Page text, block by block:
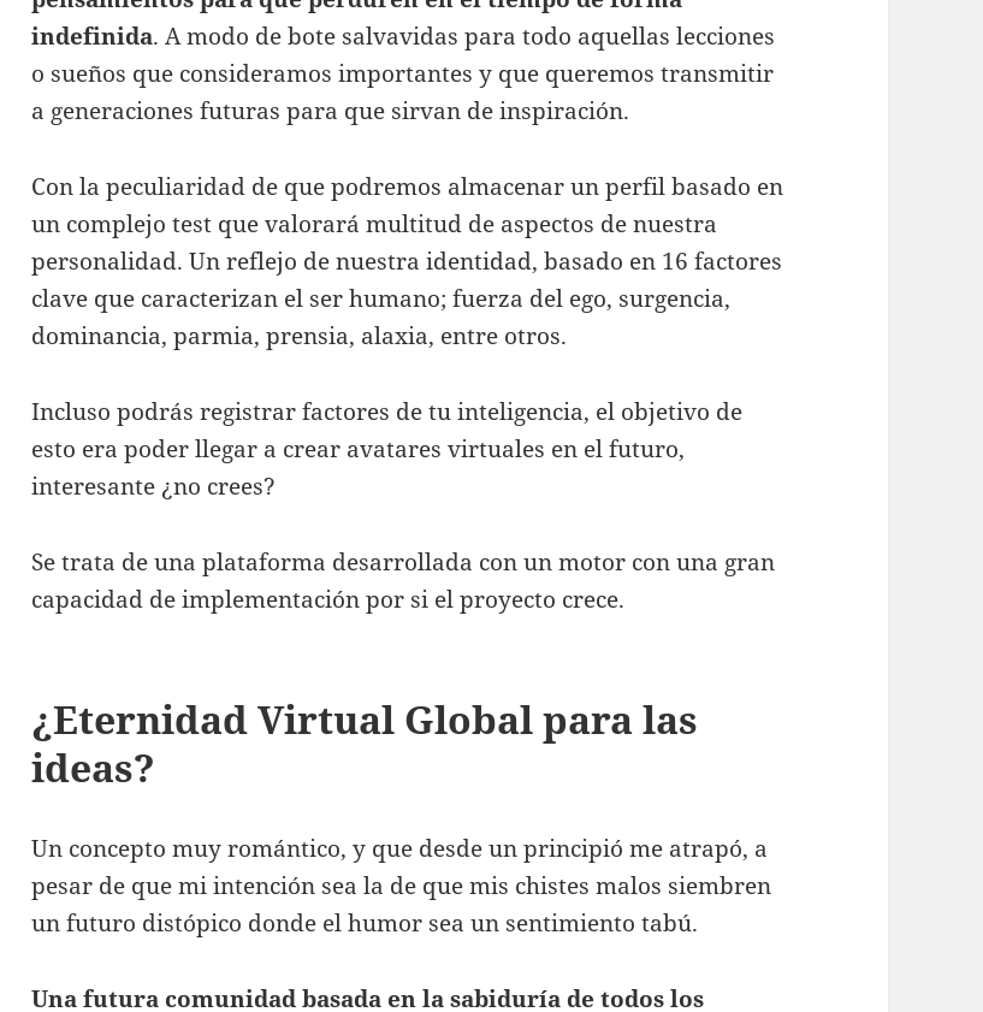
indefinida. A modo de bote salvavidas para todo aquellas lecciones
o sueños que consideramos importantes y que queremos transmitir
a generaciones futuras para que sirvan de inspiración.
Con la peculiaridad de que podremos almacenar un perfil basado en
un complejo test que valorará multitud de aspectos de nuestra
personalidad. Un reflejo de nuestra identidad, basado en 16 factores
clave que caracterizan el ser humano; fuerza del ego, surgencia,
dominancia, parmia, prensia, alaxia, entre otros.
Incluso podrás registrar factores de tu inteligencia, el objetivo de
esto era poder llegar a crear avatares virtuales en el futuro,
interesante ¿no crees?
Se trata de una plataforma desarrollada con un motor con una gran
capacidad de implementación por si el proyecto crece.
¿Eternidad Virtual Global para las
ideas?
Un concepto muy romántico, y que desde un principió me atrapó, a
pesar de que mi intención sea la de que mis chistes malos siembren
un futuro distópico donde el humor sea un sentimiento tabú.
Una futura comunidad basada en la sabiduría de todos los